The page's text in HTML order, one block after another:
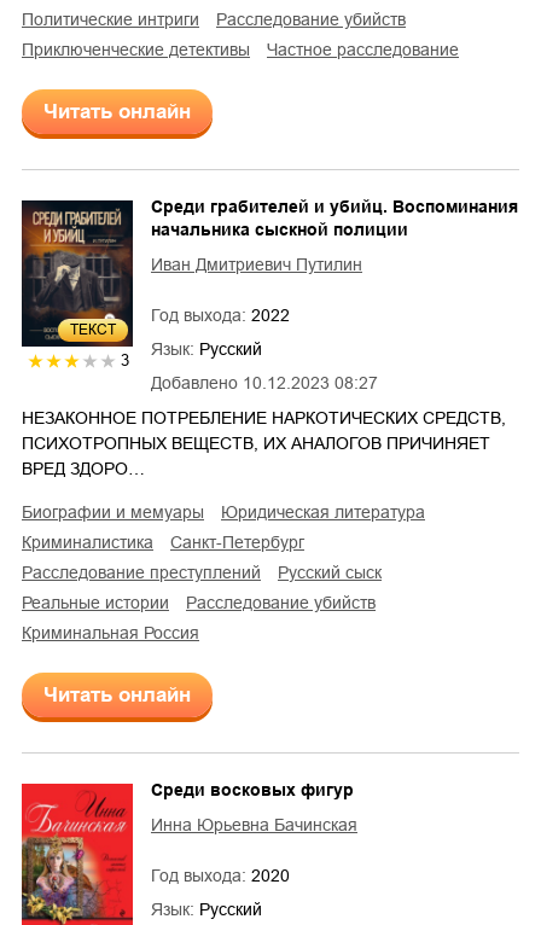
политические интриги
расследование убийств
приключенческие детективы
частное расследование
Читать онлайн
ТЕКСТ
3
Добавлено 10.12.2023 08:27
Среди грабителей и убийц. Воспоминания
начальника сыскной полиции
Иван Дмитриевич Путилин
Год выхода: 2022
Язык: Русский
НЕЗАКОННОЕ ПОТРЕБЛЕНИЕ НАРКОТИЧЕСКИХ СРЕДСТВ,
ПСИХОТРОПНЫХ ВЕЩЕСТВ, ИХ АНАЛОГОВ ПРИЧИНЯЕТ
ВРЕД ЗДОРО…
биографии и мемуары
юридическая литература
криминалистика
Санкт-Петербург
расследование преступлений
русский сыск
реальные истории
расследование убийств
криминальная Россия
Читать онлайн
Среди восковых фигур
Инна Юрьевна Бачинская
Год выхода: 2020
Язык: Русский